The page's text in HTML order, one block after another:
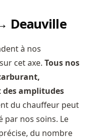
Deauville
à nos
cet axe. Tous nos
des amplitudes
du chauffeur peut
par nos soins. Le
du nombre